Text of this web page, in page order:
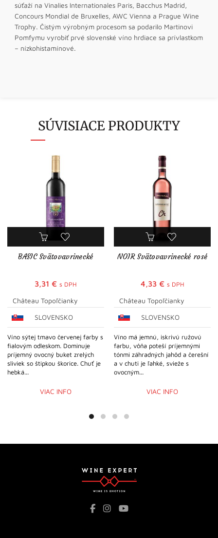
súťaží na Vinalies Internationales Paris, Bacchus Madrid,
Concours Mondial de Bruxelles, AWC Vienna a Prague Wine
Trophy. Čistým výrobným procesom sa podarilo Martinovi
Pomfymu vyrobiť prvé slovenské víno hrdiace sa prívlastkom
– nízkohistamínové.
SÚVISIACE PRODUKTY
BASIC Svätovavrinecké
3,31 € s DPH
Château Topoľčianky
SLOVENSKO
Víno sýtej tmavo červenej farby s
fialovým odleskom. Dominuje
príjemný ovocný buket zrelých
sliviek so štipkou škorice. Chuť je
hebká...
VIAC INFO
NOIR Svätovavrinecké rosé
4,33 € s DPH
Château Topoľčianky
SLOVENSKO
Víno má jemnú, iskrivú ružovú
farbu, vôňa poteší príjemnými
tónmi záhradných jahôd a čerešní
a v chuti je ľahké, svieže s
ovocným...
VIAC INFO